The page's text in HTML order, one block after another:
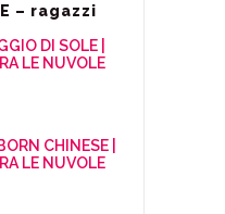
– ragazzi
DI SOLE |
LE NUVOLE
CHINESE |
LE NUVOLE